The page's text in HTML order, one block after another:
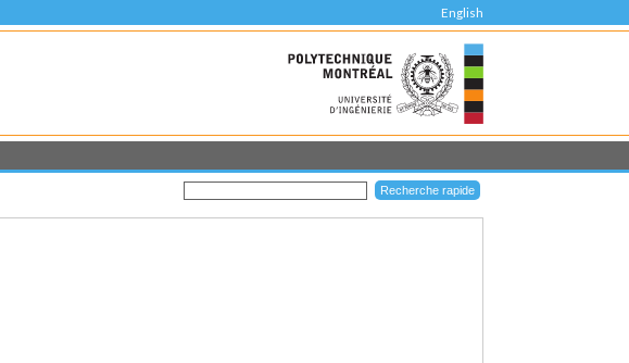
English